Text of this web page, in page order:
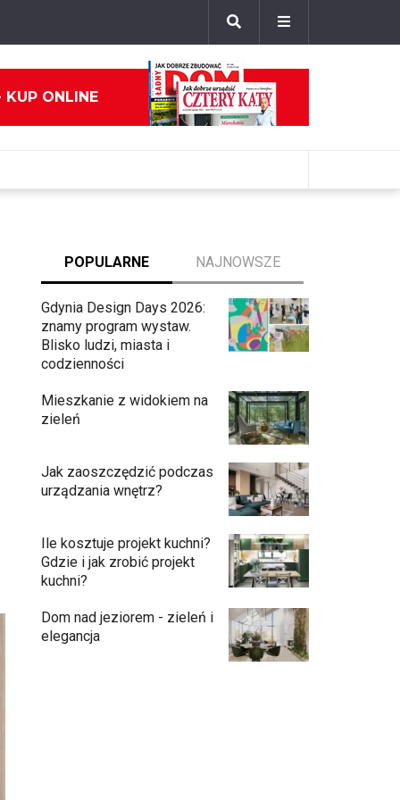
KUP ONLINE
POPULARNE NAJNOWSZE
Gdynia Design Days 2026:
znamy program wystaw.
Blisko ludzi, miasta i
codzienności
Mieszkanie z widokiem na
zieleń
Jak zaoszczędzić podczas
urządzania wnętrz?
Ile kosztuje projekt kuchni?
Gdzie i jak zrobić projekt
kuchni?
Dom nad jeziorem - zieleń i
elegancja